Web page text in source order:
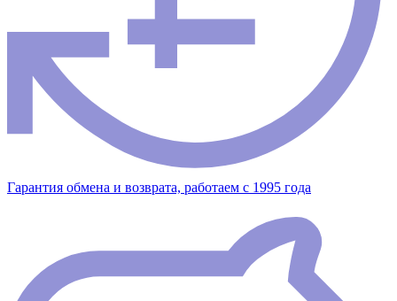
Гарантия обмена и возврата, работаем с 1995 года